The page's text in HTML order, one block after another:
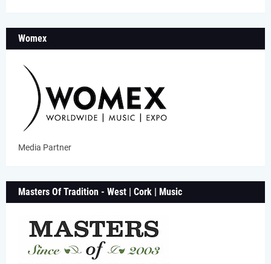
Womex
Media Partner
Masters Of Tradition - West | Cork | Music